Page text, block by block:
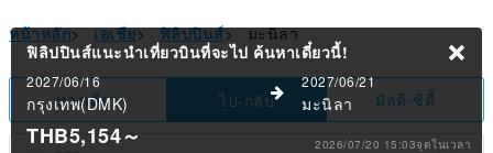
หน้าหลัก> เอเชีย> ฟิลิปปินส์> มะนิลา
ทางเดียว ไป-กลับ มัลติ-ซิตี้
ฟิลิปปินส์แนะนำเที่ยวบินที่จะไป ค้นหาเดี๋ยวนี้!
2027/06/16
กรุงเทพ(DMK)
2027/06/21
มะนิลา
THB5,154～ 2026/07/20 15:03จุดในเวลา